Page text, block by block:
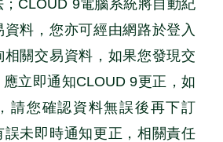
CLOUD 9電腦系統將自動紀
料，您亦可經由網路於登入
相關交易資料，如果您發現交
立即通知CLOUD 9更正，如
請您確認資料無誤後再下訂
誤未即時通知更正，相關責任